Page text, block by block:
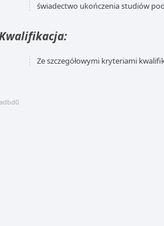
świadectwo ukończenia studiów
Ze szczegółowymi kryteriami